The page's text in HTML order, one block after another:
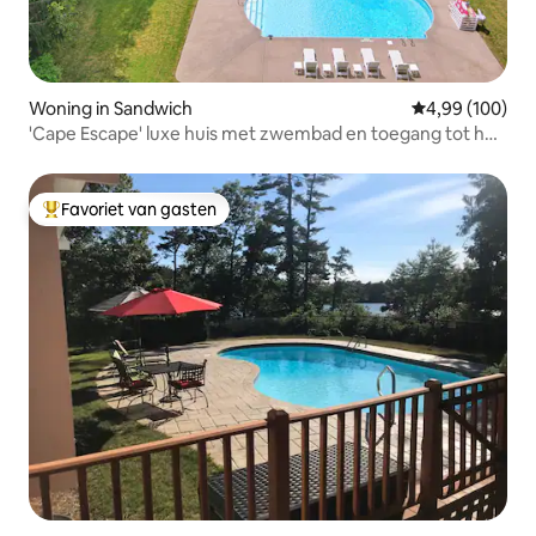
Woning in Sandwich Gemiddelde
4,99 (100)
'Cape Escape' luxe huis met zwembad en toegang tot het
Topfavoriet van gasten
Favoriet van gasten